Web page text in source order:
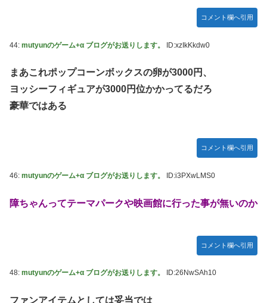
コメント欄へ引用
44: mutyunのゲーム+α ブログがお送りします。 ID:xzIkKkdw0
まあこれポップコーンボックスの卵が3000円、
ヨッシーフィギュアが3000円位かかってるだろ
豪華ではある
コメント欄へ引用
46: mutyunのゲーム+α ブログがお送りします。 ID:i3PXwLMS0
障ちゃんってテーマパークや映画館に行った事が無いのか
コメント欄へ引用
48: mutyunのゲーム+α ブログがお送りします。 ID:26NwSAh10
ファンアイテムとしては妥当では